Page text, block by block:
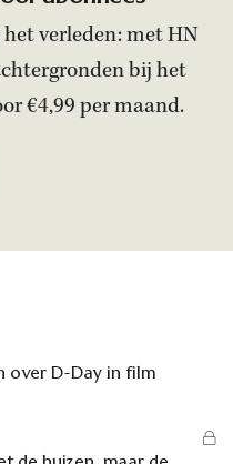
verleden: met HN
bij het
€4,99 per maand.
over D-Day in film